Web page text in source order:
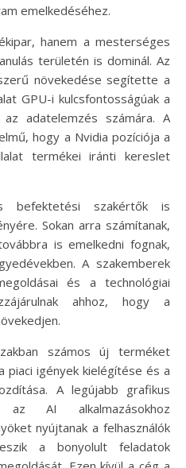
emelkedéséhez.
hanem a mesterséges
területén is dominál. Az
növekedése segítette a
GPU-i kulcsfontosságúak a
adatelemzés számára. A
hogy a Nvidia pozíciója a
termékei iránti kereslet
befektetési szakértők is
Sokan arra számítanak,
is emelkedni fognak,
A szakemberek
és a technológiai
ahhoz, hogy a
számos új terméket
igények kielégítése és a
A legújabb grafikus
az AI alkalmazásokhoz
nyújtanak a felhasználók
a bonyolult feladatok